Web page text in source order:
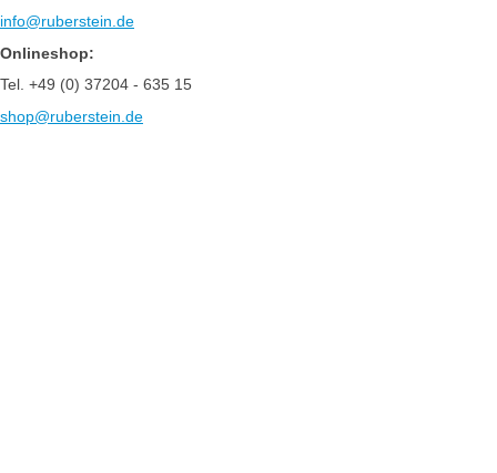
info@ruberstein.de
Onlineshop:
Tel. +49 (0) 37204 - 635 15
shop@ruberstein.de